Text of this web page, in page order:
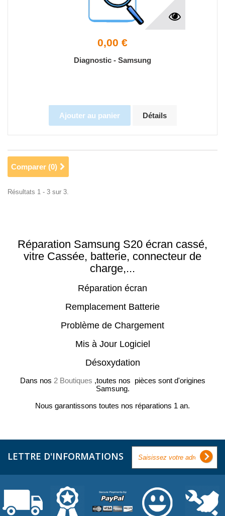
0,00 €
Diagnostic - Samsung
Ajouter au panier Détails
Comparer (0)
Résultats 1 - 3 sur 3.
Réparation Samsung S20 écran cassé,
vitre Cassée, batterie, connecteur de
charge,...
Réparation écran
Remplacement Batterie
Problème de Chargement
Mis à Jour Logiciel
Désoxydation
Dans nos 2 Boutiques ,toutes nos pièces sont d'origines
Samsung.
Nous garantissons toutes nos réparations 1 an.
LETTRE D'INFORMATIONS